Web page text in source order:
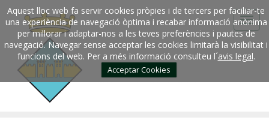
Aquest lloc web fa servir cookies pròpies i de tercers per faciliar-te
una experiència de navegació òptima i recabar informació anònima
per millorar i adaptar-nos a les teves preferències i pautes de
navegació. Navegar sense acceptar les cookies limitarà la visibilitat i
funcions del web. Per a més informació consulteu l´avis legal.
Acceptar Cookies